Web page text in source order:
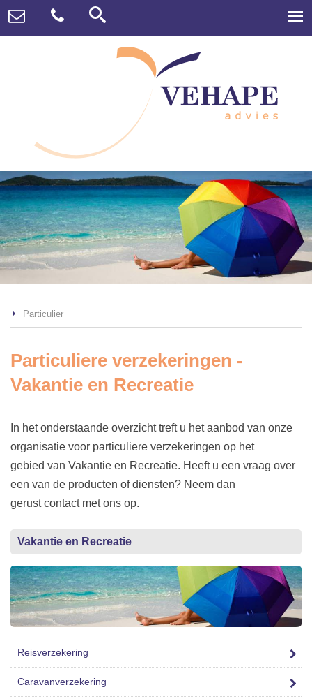
Particulier
Particuliere verzekeringen -
Vakantie en Recreatie
In het onderstaande overzicht treft u het aanbod van onze
organisatie voor particuliere verzekeringen op het
gebied van Vakantie en Recreatie. Heeft u een vraag over
een van de producten of diensten? Neem dan
gerust contact met ons op.
Vakantie en Recreatie
Reisverzekering
Caravanverzekering